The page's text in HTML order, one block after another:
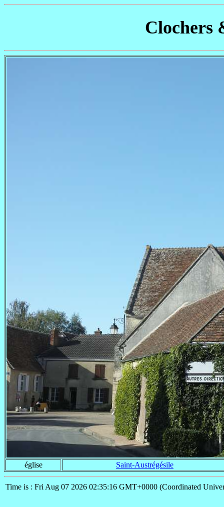
Clochers
église Saint-Austrégésile
Time is : Fri Aug 07 2026 02:35:16 GMT+0000 (Coordinated